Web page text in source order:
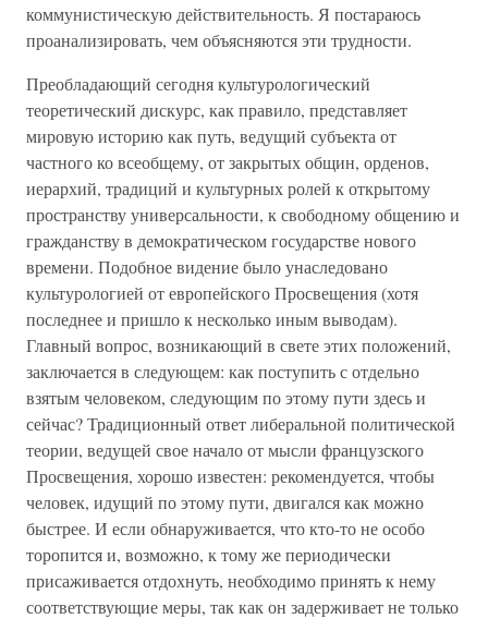
коммунистическую действительность. Я постараюсь
проанализировать, чем объясняются эти трудности.
Преобладающий сегодня культурологический
теоретический дискурс, как правило, представляет
мировую историю как путь, ведущий субъекта от
частного ко всеобщему, от закрытых общин, орденов,
иерархий, традиций и культурных ролей к открытому
пространству универсальности, к свободному общению и
гражданству в демократическом государстве нового
времени. Подобное видение было унаследовано
культурологией от европейского Просвещения (хотя
последнее и пришло к несколько иным выводам).
Главный вопрос, возникающий в свете этих положений,
заключается в следующем: как поступить с отдельно
взятым человеком, следующим по этому пути здесь и
сейчас? Традиционный ответ либеральной политической
теории, ведущей свое начало от мысли французского
Просвещения, хорошо известен: рекомендуется, чтобы
человек, идущий по этому пути, двигался как можно
быстрее. И если обнаруживается, что кто-то не особо
торопится и, возможно, к тому же периодически
присаживается отдохнуть, необходимо принять к нему
соответствующие меры, так как он задерживает не только